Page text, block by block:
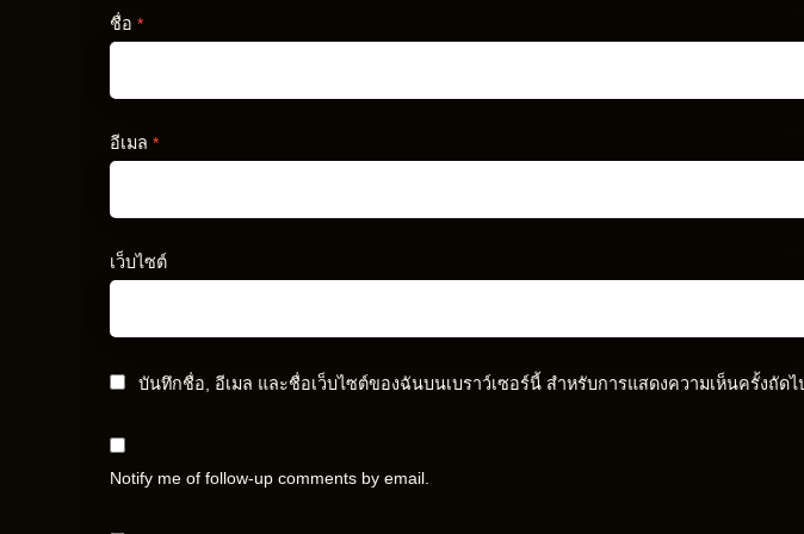
ชื่อ *
อีเมล *
เว็บไซต์
บันทึกชื่อ, อีเมล และชื่อเว็บไซต์ของฉันบนเบราว์เซอร์นี้ สำหรับการแสดงความเห็นครั้งถัดไป
Notify me of follow-up comments by email.